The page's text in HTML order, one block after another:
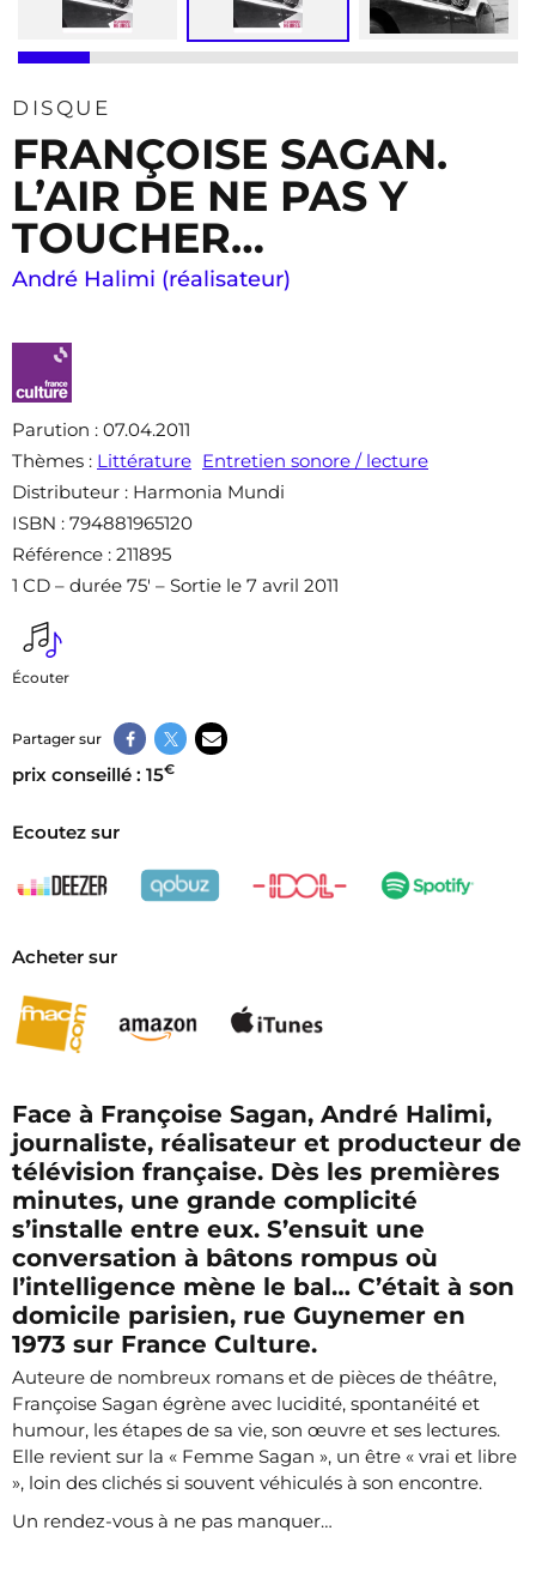
DISQUE
FRANÇOISE SAGAN.
L’AIR DE NE PAS Y
TOUCHER…
André Halimi (réalisateur)
Parution : 07.04.2011
Thèmes : Littérature Entretien sonore / lecture
Distributeur : Harmonia Mundi
ISBN : 794881965120
Référence : 211895
1 CD – durée 75′ – Sortie le 7 avril 2011
Écouter
Partager sur
prix conseillé : 15€
Ecoutez sur
Acheter sur
Face à Françoise Sagan, André Halimi,
journaliste, réalisateur et producteur de
télévision française. Dès les premières
minutes, une grande complicité
s’installe entre eux. S’ensuit une
conversation à bâtons rompus où
l’intelligence mène le bal… C’était à son
domicile parisien, rue Guynemer en
1973 sur France Culture.
Auteure de nombreux romans et de pièces de théâtre,
Françoise Sagan égrène avec lucidité, spontanéité et
humour, les étapes de sa vie, son œuvre et ses lectures.
Elle revient sur la « Femme Sagan », un être « vrai et libre
», loin des clichés si souvent véhiculés à son encontre.
Un rendez-vous à ne pas manquer…